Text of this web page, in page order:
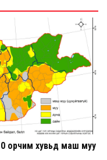
орчим хувьд маш муу